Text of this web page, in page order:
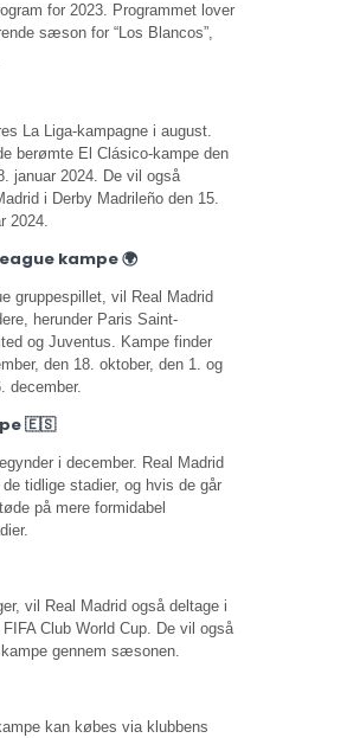
for 2023. Programmet lover
sæson for “Los Blancos”,
La Liga-kampagne i august.
berømte El Clásico-kampe den
januar 2024. De vil også
i Derby Madrileño den 15.
2024.
kampe 🌍
gruppespillet, vil Real Madrid
herunder Paris Saint-
og Juventus. Kampe finder
den 18. oktober, den 1. og
december.
🇪🇸
i december. Real Madrid
tidlige stadier, og hvis de går
på mere formidabel
vil Real Madrid også deltage i
Club World Cup. De vil også
gennem sæsonen.
kan købes via klubbens